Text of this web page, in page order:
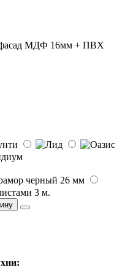
МДФ 16мм + ПВХ